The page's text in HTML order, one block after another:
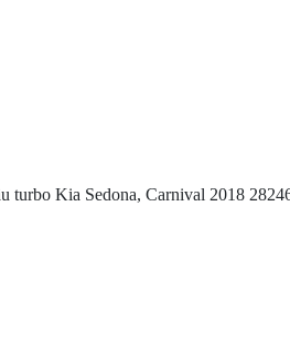
turbo Kia Sedona, Carnival 2018